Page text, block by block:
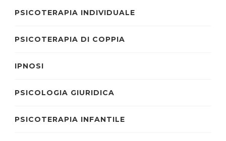
PSICOTERAPIA INDIVIDUALE
PSICOTERAPIA DI COPPIA
IPNOSI
PSICOLOGIA GIURIDICA
PSICOTERAPIA INFANTILE